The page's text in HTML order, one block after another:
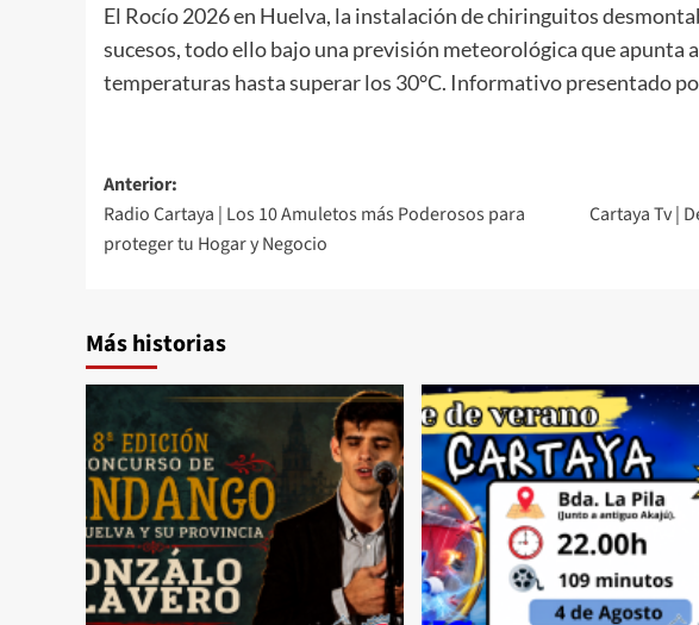
El Rocío 2026 en Huelva, la instalación de chiringuitos
sucesos, todo ello bajo una previsión meteorológica que apunta
temperaturas hasta superar los 30°C. Informativo presentado
Anterior:
Radio Cartaya | Los 10 Amuletos más Poderosos para
proteger tu Hogar y Negocio
Cartaya Tv |
Más historias